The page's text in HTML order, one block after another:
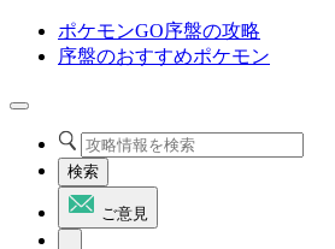
ポケモンGO序盤の攻略
序盤のおすすめポケモン
検索
ご意見